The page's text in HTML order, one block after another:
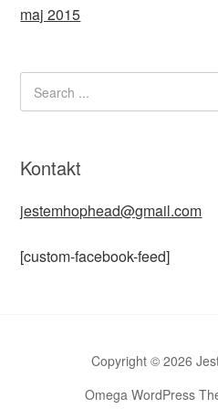
maj 2015
Kontakt
jestemhophead@gmail.com
[custom-facebook-feed]
Copyright © 2026
Omega WordPress